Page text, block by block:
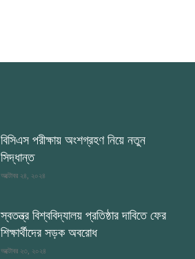
বিসিএস পরীক্ষায় অংশগ্রহণ নিয়ে নতুন
সিদ্ধান্ত
অক্টোবর ২৪, ২০২৪
স্বতন্ত্র বিশ্ববিদ্যালয় প্রতিষ্ঠার দাবিতে ফের
শিক্ষার্থীদের সড়ক অবরোধ
অক্টোবর ২৩, ২০২৪